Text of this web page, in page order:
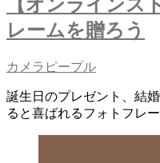
【オンラインス
レームを贈ろう
カメラピープル
誕生日のプレゼント、結
ると喜ばれるフォトフレ